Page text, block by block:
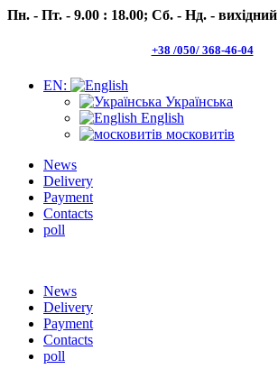
Пн. - Пт. - 9.00 : 18.00; Сб. - Нд. - вихідний
+38 /050/ 368-46-04
EN:
Українська
English
московитів
News
Delivery
Payment
Contacts
poll
News
Delivery
Payment
Contacts
poll